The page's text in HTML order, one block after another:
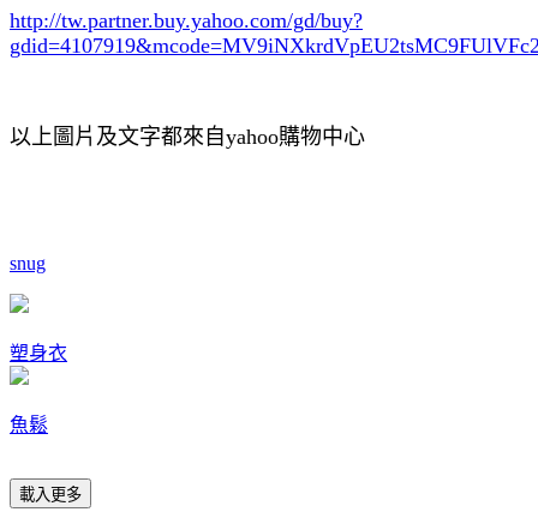
http://tw.partner.buy.yahoo.com/gd/buy?
gdid=4107919
以上圖片及文字都來自yahoo購物中心
snug
塑身衣
魚鬆
載入更多